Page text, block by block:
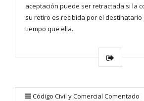
aceptación puede ser retractada si la
su retiro es recibida por el destinatario
tiempo que ella.
Código Civil y Comercial Comentado